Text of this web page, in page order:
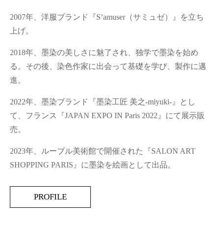
2007年、洋服ブランド『S’amuser（サミュゼ）』を立ち
上げ。
2018年、墨染の美しさに魅了され、独学で墨染を始め
る。その後、染色作家に出会って基礎を学び、製作に邁
進。
2022年、墨染ブランド『墨染工匠 美之-miyuki-』とし
て、フランス『JAPAN EXPO IN Paris 2022』にて展示販
売。
2023年、ルーブル美術館で開催された『SALON ART
SHOPPING PARIS』に墨染を絵画として出品。
PROFILE